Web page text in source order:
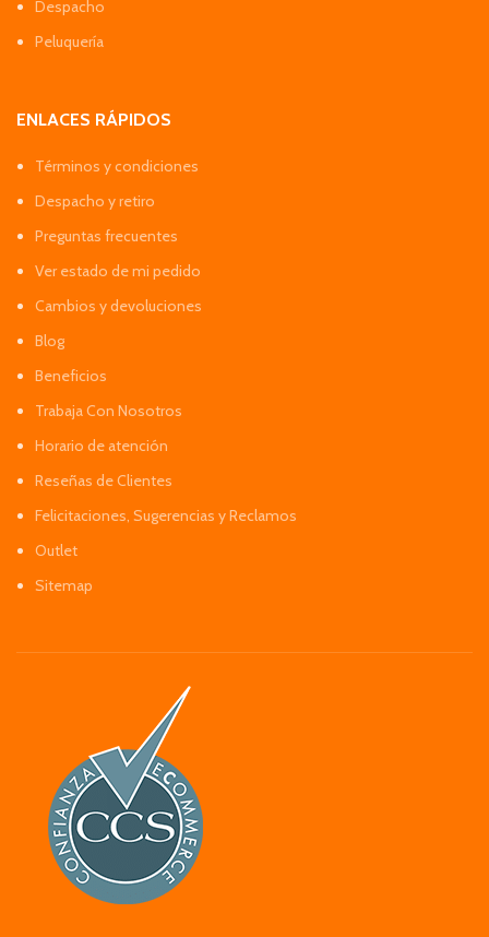
Despacho
Peluquería
ENLACES RÁPIDOS
Términos y condiciones
Despacho y retiro
Preguntas frecuentes
Ver estado de mi pedido
Cambios y devoluciones
Blog
Beneficios
Trabaja Con Nosotros
Horario de atención
Reseñas de Clientes
Felicitaciones, Sugerencias y Reclamos
Outlet
Sitemap